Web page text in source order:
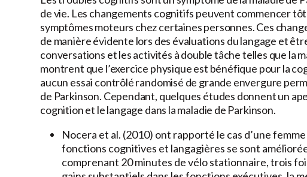
de vie. Les changements cognitifs peuvent commencer
symptômes moteurs chez certaines personnes. Ces
de manière évidente lors des évaluations du langage et
conversations et les activités à double tâche telles que la
montrent que l’exercice physique est bénéfique pour la
aucun essai contrôlé randomisé de grande envergure
de Parkinson. Cependant, quelques études donnent un
cognition et le langage dans la maladie de Parkinson.
Nocera et al. (2010) ont rapporté le cas d’une
fonctions cognitives et langagières se sont
comprenant 20 minutes de vélo stationnaire, trois